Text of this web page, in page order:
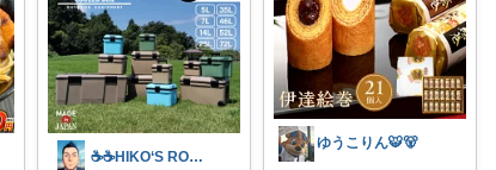
☕☕HIKO‘S ROOM☕☕
ゆうこりん🐯🐻